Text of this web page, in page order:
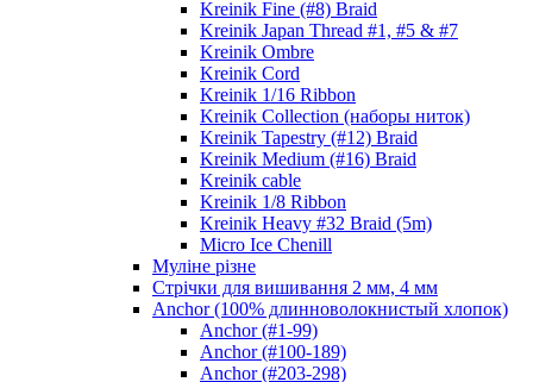
Kreinik Fine (#8) Braid
Kreinik Japan Thread #1, #5 & #7
Kreinik Ombre
Kreinik Cord
Kreinik 1/16 Ribbon
Kreinik Collection (наборы ниток)
Kreinik Tapestry (#12) Braid
Kreinik Medium (#16) Braid
Kreinik cable
Kreinik 1/8 Ribbon
Kreinik Heavy #32 Braid (5m)
Micro Ice Chenill
Муліне різне
Стрічки для вишивання 2 мм, 4 мм
Anchor (100% длинноволокнистый хлопок)
Anchor (#1-99)
Anchor (#100-189)
Anchor (#203-298)